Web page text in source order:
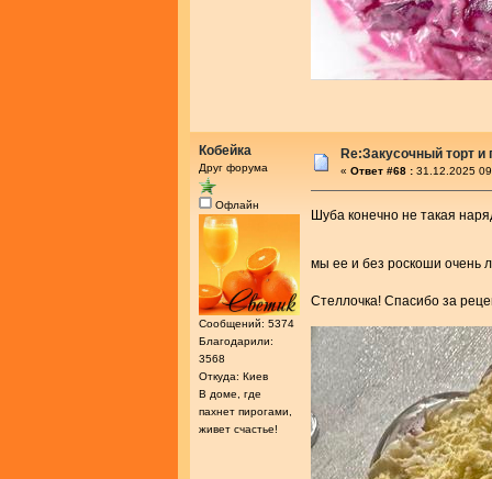
Кобейка
Друг форума
Офлайн
Сообщений: 5374
Благодарили:
3568
Откуда: Киев
В доме, где
пахнет пирогами,
живет счастье!
Re:Закусочный торт
« Ответ #68 : 31.12.2025
Шуба конечно не такая
мы ее и без роскоши очень
Стеллочка! Спасибо за